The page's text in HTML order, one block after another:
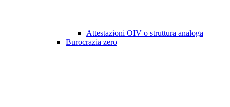
Attestazioni OIV o struttura analoga
Burocrazia zero